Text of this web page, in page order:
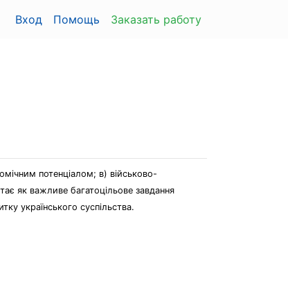
Вход Помощь Заказать работу
потенціалом; в) військово-
як важливе багатоцільове завдання
українського суспільства.